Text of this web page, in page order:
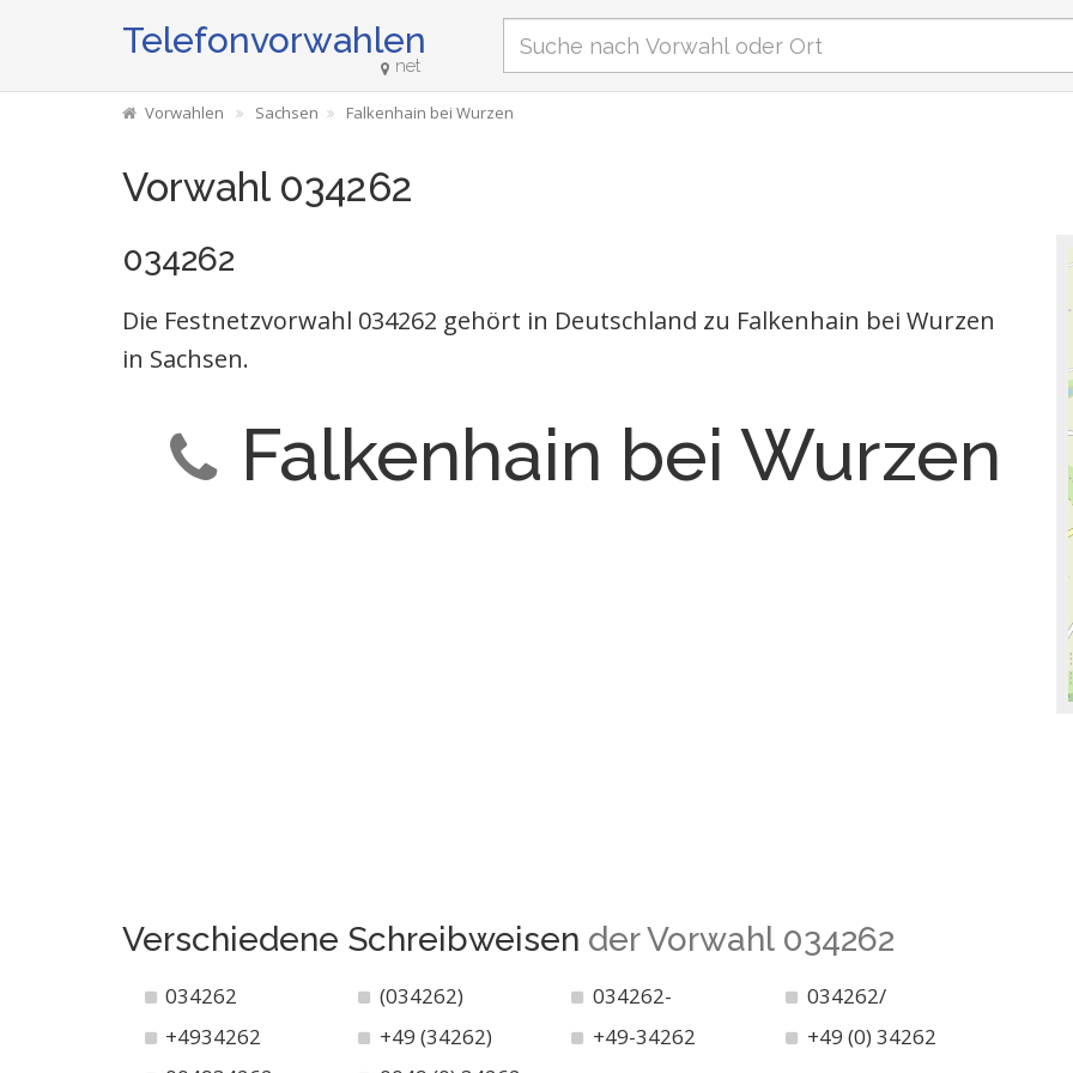
Telefonvorwahlen
net
Vorwahlen Sachsen Falkenhain bei Wurzen
Vorwahl 034262
034262
Die Festnetzvorwahl 034262 gehört in Deutschland zu Falkenhain bei Wurzen
in Sachsen.
Falkenhain bei Wurzen
Verschiedene Schreibweisen der Vorwahl 034262
034262 (034262) 034262-
034262/
+4934262
+49 (34262) +49-34262
+49 (0) 34262